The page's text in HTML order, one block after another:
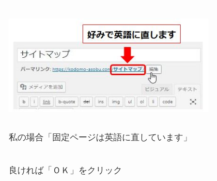
私の場合「固定ページは英語に直しています」
良ければ「ＯＫ」をクリック